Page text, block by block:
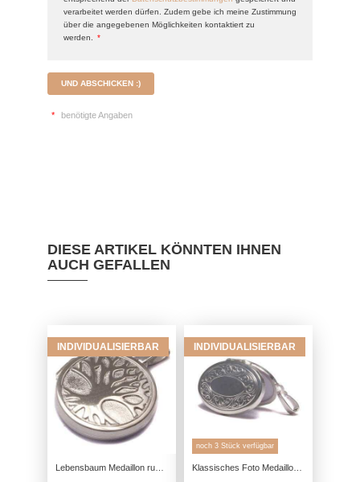
verarbeitet werden dürfen. Zudem gebe ich meine Zustimmung
über die angegebenen Möglichkeiten kontaktiert zu
werden.
*
UND ABSCHICKEN :)
* benötigte Angaben
DIESE ARTIKEL KÖNNTEN IHNEN
AUCH GEFALLEN
INDIVIDUALISIERBAR
Lebensbaum Medaillon rund, 925 Sterling Silber, Freundschaft Schmuck Gravur, Familiengeheimnis Foto Anhänger, Amulett zum Öffnen
INDIVIDUALISIERBAR
noch 3 Stück verfügbar
Klassisches Foto Medaillon für zwei Bilder aus 925 Sterling Silber